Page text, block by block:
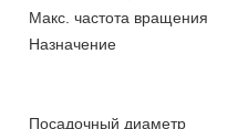
Макс. частота вращения
Назначение
Посадочный диаметр